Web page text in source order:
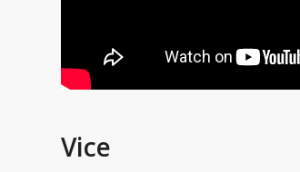
Vice